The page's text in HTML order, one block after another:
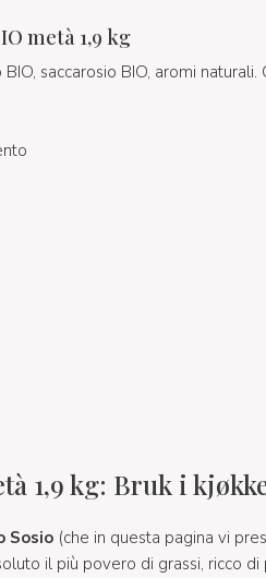
metà 1,9 kg
saccarosio BIO, aromi
1,9 kg: Bruk i
Sosio (che in questa pagina vi
il più povero di grassi, ricco